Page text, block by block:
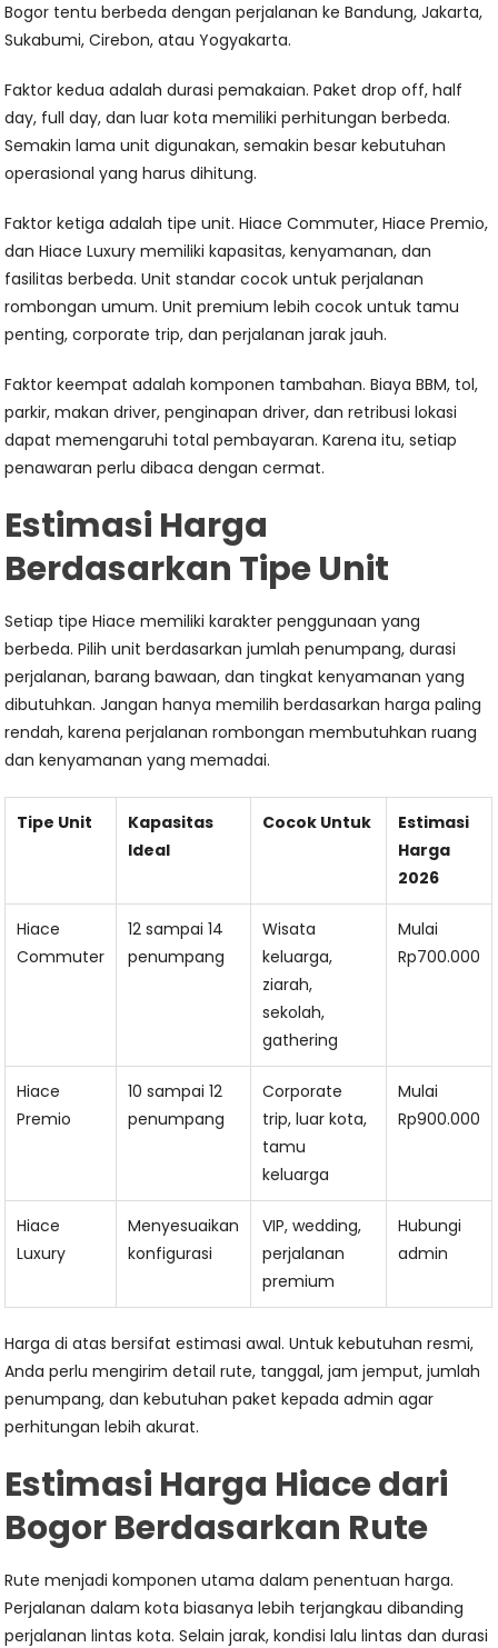
Bogor tentu berbeda dengan perjalanan ke Bandung, Jakarta,
Sukabumi, Cirebon, atau Yogyakarta.
Faktor kedua adalah durasi pemakaian. Paket drop off, half
day, full day, dan luar kota memiliki perhitungan berbeda.
Semakin lama unit digunakan, semakin besar kebutuhan
operasional yang harus dihitung.
Faktor ketiga adalah tipe unit. Hiace Commuter, Hiace Premio,
dan Hiace Luxury memiliki kapasitas, kenyamanan, dan
fasilitas berbeda. Unit standar cocok untuk perjalanan
rombongan umum. Unit premium lebih cocok untuk tamu
penting, corporate trip, dan perjalanan jarak jauh.
Faktor keempat adalah komponen tambahan. Biaya BBM, tol,
parkir, makan driver, penginapan driver, dan retribusi lokasi
dapat memengaruhi total pembayaran. Karena itu, setiap
penawaran perlu dibaca dengan cermat.
Estimasi Harga
Berdasarkan Tipe Unit
Setiap tipe Hiace memiliki karakter penggunaan yang
berbeda. Pilih unit berdasarkan jumlah penumpang, durasi
perjalanan, barang bawaan, dan tingkat kenyamanan yang
dibutuhkan. Jangan hanya memilih berdasarkan harga paling
rendah, karena perjalanan rombongan membutuhkan ruang
dan kenyamanan yang memadai.
Tipe Unit
Kapasitas
Ideal
Cocok Untuk
Estimasi
Harga
2026
Hiace
Commuter
12 sampai 14
penumpang
Wisata
keluarga,
ziarah,
sekolah,
gathering
Mulai
Rp700.000
Hiace
Premio
10 sampai 12
penumpang
Corporate
trip, luar kota,
tamu
keluarga
Mulai
Rp900.000
Hiace
Luxury
Menyesuaikan
konfigurasi
VIP, wedding,
perjalanan
premium
Hubungi
admin
Harga di atas bersifat estimasi awal. Untuk kebutuhan resmi,
Anda perlu mengirim detail rute, tanggal, jam jemput, jumlah
penumpang, dan kebutuhan paket kepada admin agar
perhitungan lebih akurat.
Estimasi Harga Hiace dari
Bogor Berdasarkan Rute
Rute menjadi komponen utama dalam penentuan harga.
Perjalanan dalam kota biasanya lebih terjangkau dibanding
perjalanan lintas kota. Selain jarak, kondisi lalu lintas dan durasi